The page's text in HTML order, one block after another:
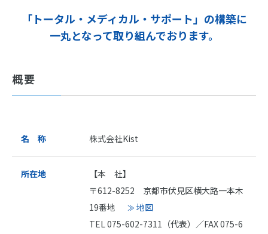
「トータル・メディカル・サポート」の構築に
一丸となって取り組んでおります。
概要
名 称 株式会社Kist
所在地
【本 社】
〒612-8252 京都市伏見区横大路一本木
19番地
地図
TEL 075-602-7311（代表）／FAX 075-6